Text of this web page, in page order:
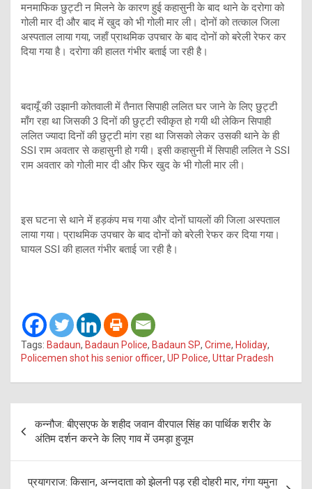
मनमाफिक छुट्टी न मिलने के कारण हुई कहासुनी के बाद थाने के दरोगा को
गोली मार दी और बाद में खुद को भी गोली मार ली। दोनों को तत्काल जिला
अस्पताल लाया गया, जहाँ प्राथमिक उपचार के बाद दोनों को बरेली रेफर कर
दिया गया है। दरोगा की हालत गंभीर बताई जा रही है।
बदायूँ की उझानी कोतवाली में तैनात सिपाही ललित घर जाने के लिए छुट्टी
माँग रहा था जिसकी 3 दिनों की छुट्टी स्वीकृत हो गयी थी लेकिन सिपाही
ललित ज्यादा दिनों की छुट्टी मांग रहा था जिसको लेकर उसकी थाने के ही
SSI राम अवतार से कहासुनी हो गयी। इसी कहासुनी में सिपाही ललित ने SSI
राम अवतार को गोली मार दी और फिर खुद के भी गोली मार ली।
इस घटना से थाने में हड़कंप मच गया और दोनों घायलों की जिला अस्पताल
लाया गया। प्राथमिक उपचार के बाद दोनों को बरेली रेफर कर दिया गया।
घायल SSI की हालत गंभीर बताई जा रही है।
Tags: Badaun, Badaun Police, Badaun SP, Crime, Holiday,
Policemen shot his senior officer, UP Police, Uttar Pradesh
navigation
कन्नौज: बीएसएफ के शहीद जवान वीरपाल सिंह का पार्थिक शरीर के
अंतिम दर्शन करने के लिए गाव में उमड़ा हुजूम
प्रयागराज: किसान, अन्नदाता को झेलनी पड़ रही दोहरी मार, गंगा यमुना